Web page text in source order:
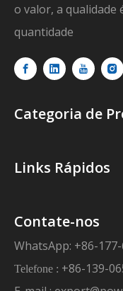
o valor, a qualidade
quantidade
Categoria de
Links Rápidos
Contate-nos
WhatsApp: +86-
Telefone : +86-139-